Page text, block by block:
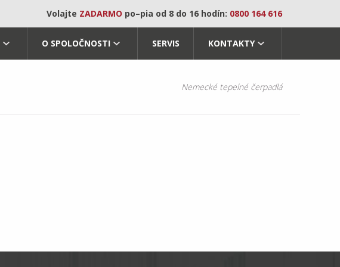
Volajte ZADARMO po–pia od 8 do 16 hodín: 0800 164 616
O SPOLOČNOSTI SERVIS KONTAKTY
Nemecké tepelné čerpadlá